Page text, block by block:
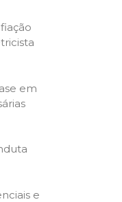
em
e